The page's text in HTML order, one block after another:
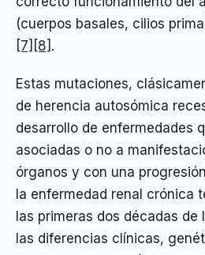
(cuerpos basales, cilios
[7] [8] .
Estas mutaciones,
de herencia autosómica
desarrollo de enfermedades
asociadas o no a
órganos y con una
la enfermedad renal crónica
las primeras dos décadas de
las diferencias clínicas,